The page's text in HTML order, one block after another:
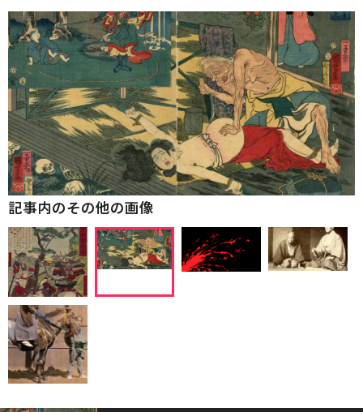
記事内のその他の画像